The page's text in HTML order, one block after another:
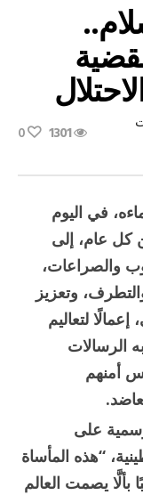
1301
0
في اليوم
سبتمبر من كل عام، إلى
والصراعات،
وتعزيز
لتعاليم
الرسالات
أمنهم
على
“هذه ‏المأساة
بألَّا يصمت العالم